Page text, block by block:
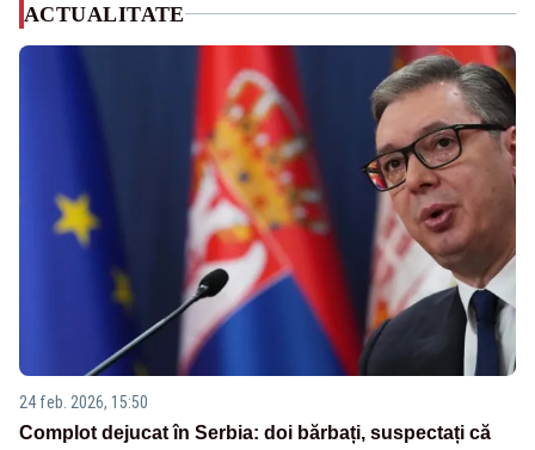
ACTUALITATE
24 feb. 2026, 15:50
Complot dejucat în Serbia: doi bărbați, suspectați că